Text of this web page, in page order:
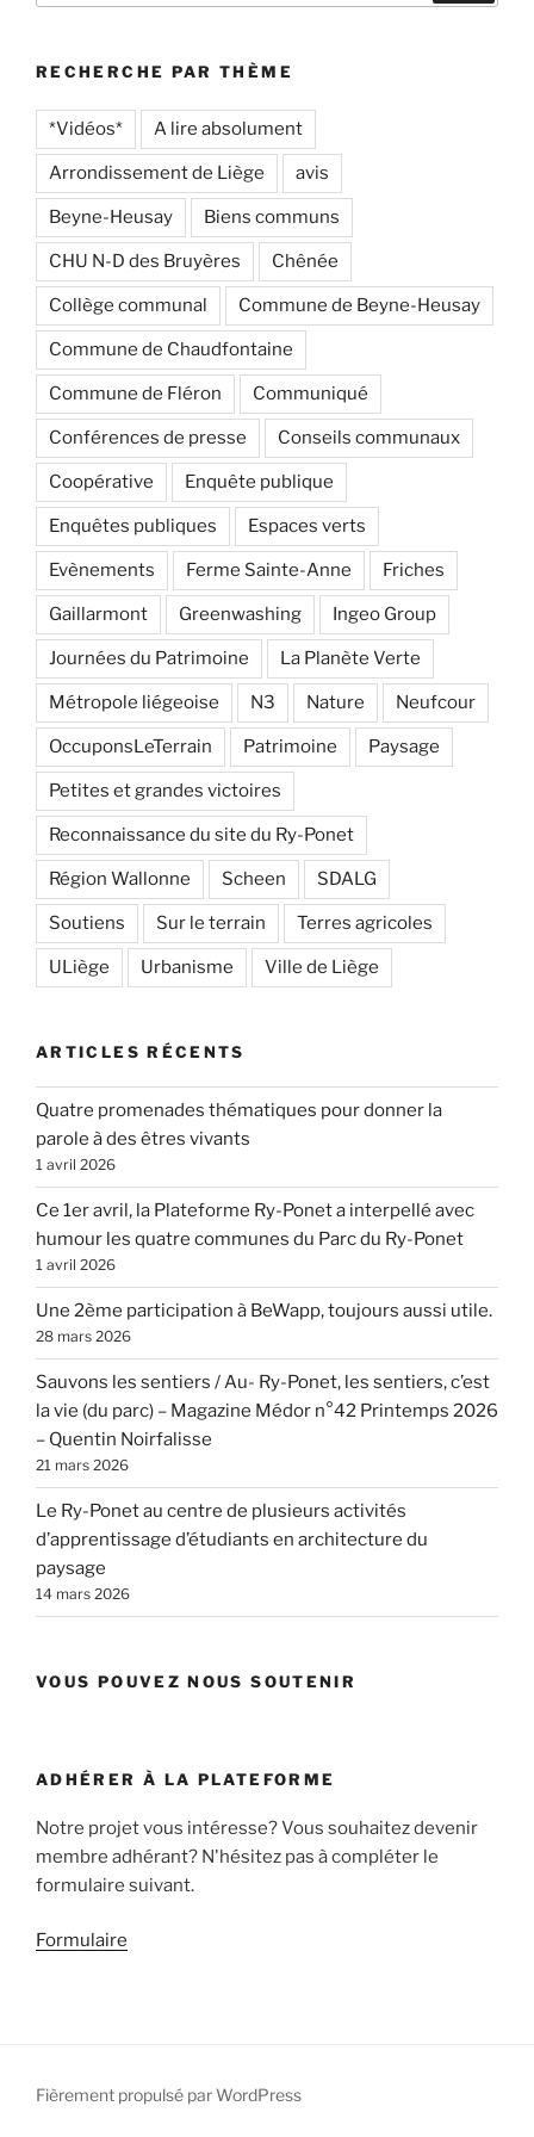
RECHERCHE PAR THÈME
*Vidéos* A lire absolument
Arrondissement de Liège avis
Beyne-Heusay Biens communs
CHU N-D des Bruyères Chênée
Collège communal Commune de Beyne-Heusay
Commune de Chaudfontaine
Commune de Fléron Communiqué
Conférences de presse Conseils communaux
Coopérative Enquête publique
Enquêtes publiques Espaces verts
Evènements Ferme Sainte-Anne Friches
Gaillarmont Greenwashing Ingeo Group
Journées du Patrimoine La Planète Verte
Métropole liégeoise N3 Nature Neufcour
OccuponsLeTerrain Patrimoine Paysage
Petites et grandes victoires
Reconnaissance du site du Ry-Ponet
Région Wallonne Scheen SDALG
Soutiens Sur le terrain Terres agricoles
ULiège Urbanisme Ville de Liège
ARTICLES RÉCENTS
Quatre promenades thématiques pour donner la
parole à des êtres vivants
1 avril 2026
Ce 1er avril, la Plateforme Ry-Ponet a interpellé avec
humour les quatre communes du Parc du Ry-Ponet
1 avril 2026
Une 2ème participation à BeWapp, toujours aussi utile.
28 mars 2026
Sauvons les sentiers / Au- Ry-Ponet, les sentiers, c’est
la vie (du parc) – Magazine Médor n°42 Printemps 2026
– Quentin Noirfalisse
21 mars 2026
Le Ry-Ponet au centre de plusieurs activités
d’apprentissage d’étudiants en architecture du
paysage
14 mars 2026
VOUS POUVEZ NOUS SOUTENIR
ADHÉRER À LA PLATEFORME
Notre projet vous intéresse? Vous souhaitez devenir
membre adhérant? N'hésitez pas à compléter le
formulaire suivant.
Formulaire
Fièrement propulsé par WordPress